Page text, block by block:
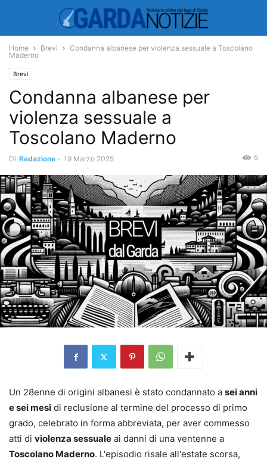
Home Brevi
Condanna albanese per violenza sessuale a Toscolano
Maderno
Brevi
Condanna albanese per
violenza sessuale a
Toscolano Maderno
Di Redazione - 19 Marzo 2025 5
Un 28enne di origini albanesi è stato condannato a sei anni
e sei mesi di reclusione al termine del processo di primo
grado, celebrato in forma abbreviata, per aver commesso
atti di violenza sessuale ai danni di una ventenne a
Toscolano Maderno. L'episodio risale all'estate scorsa,